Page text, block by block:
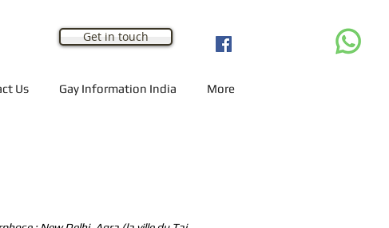
Get in touch
Us Gay Information India More